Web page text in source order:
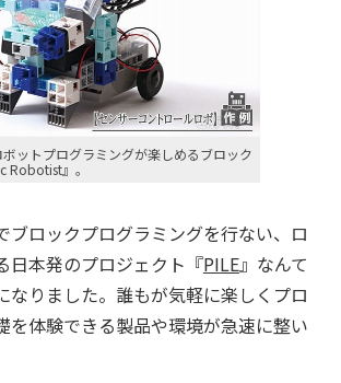
ットプログラミングが楽しめるブロック
Robotist』。
ロックプログラミングを行ない、ロ
日本発のプロジェクト『PILE』なんて
なりました。誰もが気軽に楽しくプロ
を体験できる製品や環境が急速に整い